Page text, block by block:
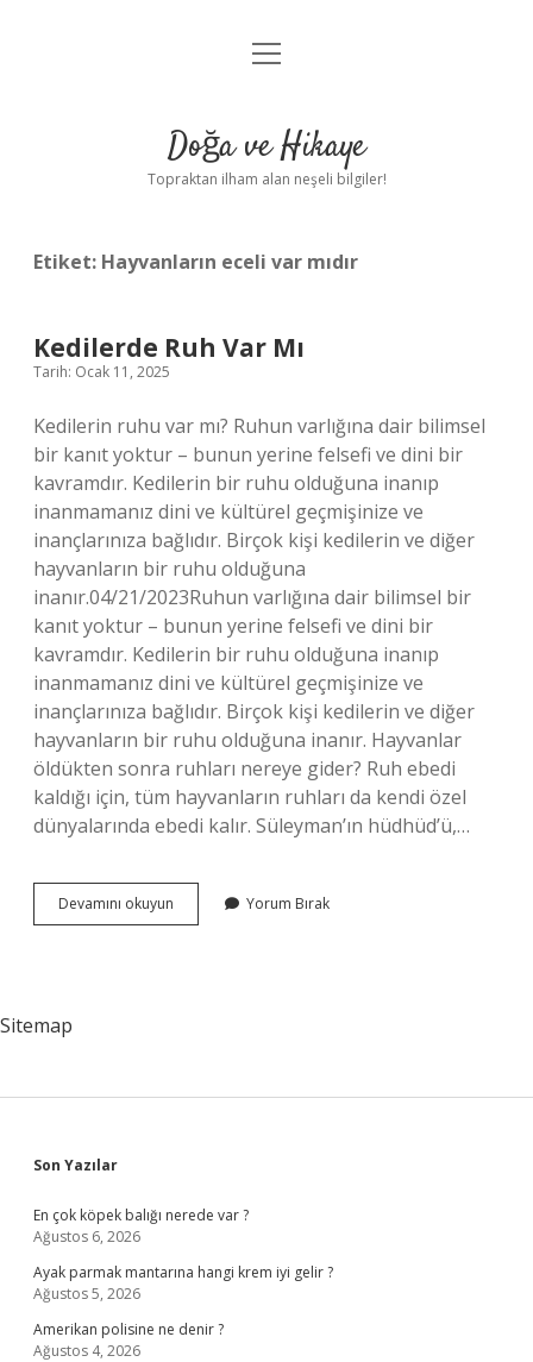
Anasayfa
Yasal Uyarı
menüyü
Doğa ve Hikaye
Topraktan ilham alan neşeli bilgiler!
Etiket: Hayvanların eceli var mıdır
Kedilerde Ruh Var Mı
Tarih: Ocak 11, 2025
Kedilerin ruhu var mı? Ruhun varlığına dair bilimsel
bir kanıt yoktur – bunun yerine felsefi ve dini bir
kavramdır. Kedilerin bir ruhu olduğuna inanıp
inanmamanız dini ve kültürel geçmişinize ve
inançlarınıza bağlıdır. Birçok kişi kedilerin ve diğer
hayvanların bir ruhu olduğuna
inanır.04/21/2023Ruhun varlığına dair bilimsel bir
kanıt yoktur – bunun yerine felsefi ve dini bir
kavramdır. Kedilerin bir ruhu olduğuna inanıp
inanmamanız dini ve kültürel geçmişinize ve
inançlarınıza bağlıdır. Birçok kişi kedilerin ve diğer
hayvanların bir ruhu olduğuna inanır. Hayvanlar
öldükten sonra ruhları nereye gider? Ruh ebedi
kaldığı için, tüm hayvanların ruhları da kendi özel
dünyalarında ebedi kalır. Süleyman’ın hüdhüd’ü,…
Devamını okuyun Kedilerde
Ruh
Yorum Bırak
Sitemap
Sidebar
Son Yazılar
En çok köpek balığı nerede var ?
Ağustos 6, 2026
Ayak parmak mantarına hangi krem iyi gelir ?
Ağustos 5, 2026
Amerikan polisine ne denir ?
Ağustos 4, 2026